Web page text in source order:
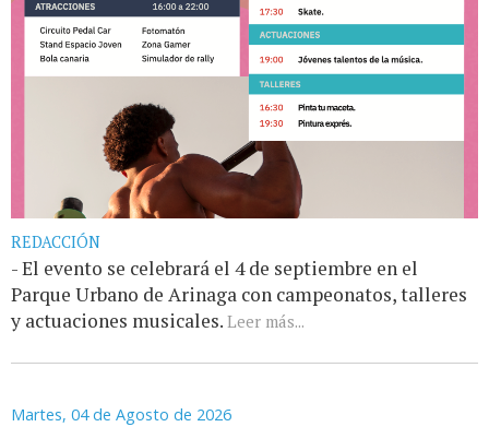
REDACCIÓN
- El evento se celebrará el 4 de septiembre en el
Parque Urbano de Arinaga con campeonatos, talleres
y actuaciones musicales. Leer más...
Martes, 04 de Agosto de 2026